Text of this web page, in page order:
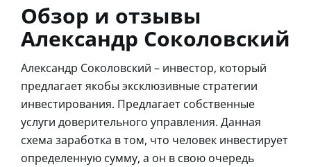
Обзор и отзывы
Александр Соколовский
Александр Соколовский – инвестор, который
предлагает якобы эксклюзивные стратегии
инвестирования. Предлагает собственные
услуги доверительного управления. Данная
схема заработка в том, что человек инвестирует
определенную сумму, а он в свою очередь